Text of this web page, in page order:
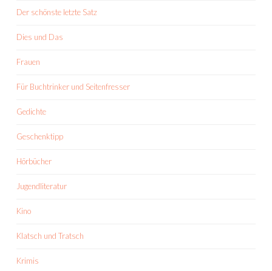
Der schönste letzte Satz
Dies und Das
Frauen
Für Buchtrinker und Seitenfresser
Gedichte
Geschenktipp
Hörbücher
Jugendliteratur
Kino
Klatsch und Tratsch
Krimis